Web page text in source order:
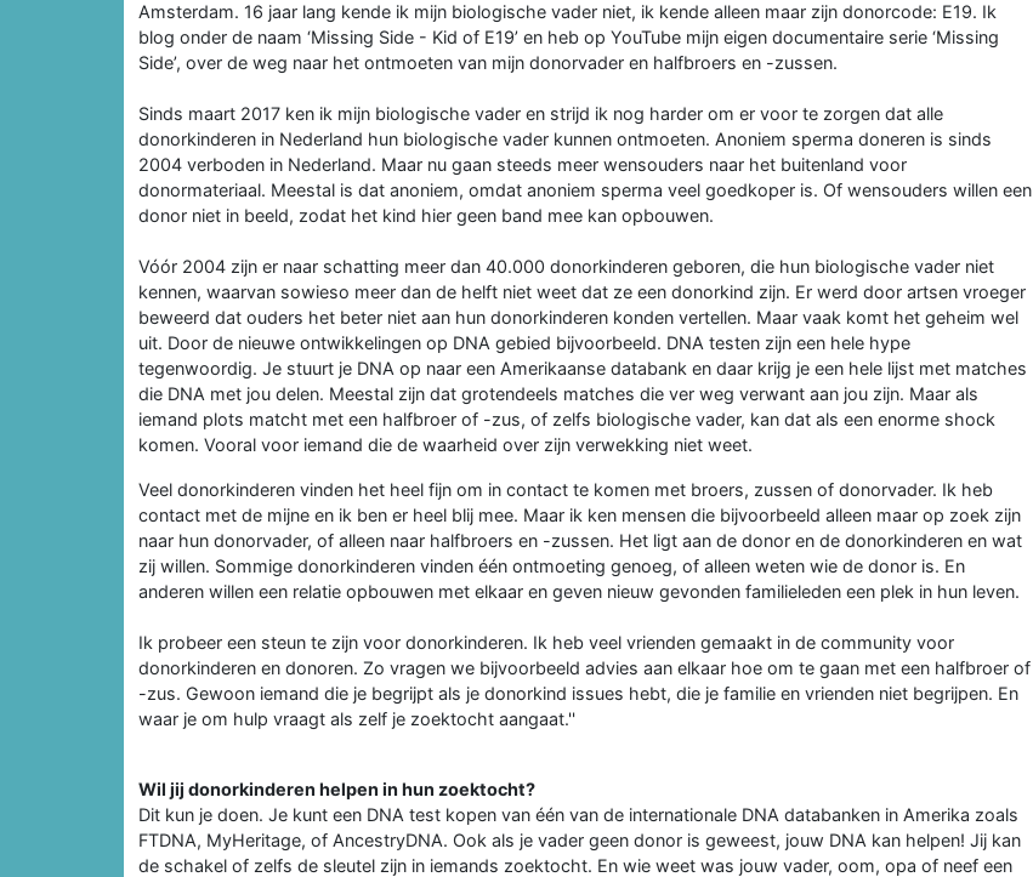
Amsterdam. 16 jaar lang kende ik mijn biologische vader niet, ik kende alleen maar zijn donorcode: E19. Ik
blog onder de naam ‘Missing Side - Kid of E19’ en heb op YouTube mijn eigen documentaire serie ‘Missing
Side’, over de weg naar het ontmoeten van mijn donorvader en halfbroers en -zussen.
Sinds maart 2017 ken ik mijn biologische vader en strijd ik nog harder om er voor te zorgen dat alle
donorkinderen in Nederland hun biologische vader kunnen ontmoeten. Anoniem sperma doneren is sinds
2004 verboden in Nederland. Maar nu gaan steeds meer wensouders naar het buitenland voor
donormateriaal. Meestal is dat anoniem, omdat anoniem sperma veel goedkoper is. Of wensouders willen een
donor niet in beeld, zodat het kind hier geen band mee kan opbouwen.
Vóór 2004 zijn er naar schatting meer dan 40.000 donorkinderen geboren, die hun biologische vader niet
kennen, waarvan sowieso meer dan de helft niet weet dat ze een donorkind zijn. Er werd door artsen vroeger
beweerd dat ouders het beter niet aan hun donorkinderen konden vertellen. Maar vaak komt het geheim wel
uit. Door de nieuwe ontwikkelingen op DNA gebied bijvoorbeeld. DNA testen zijn een hele hype
tegenwoordig. Je stuurt je DNA op naar een Amerikaanse databank en daar krijg je een hele lijst met matches
die DNA met jou delen. Meestal zijn dat grotendeels matches die ver weg verwant aan jou zijn. Maar als
iemand plots matcht met een halfbroer of -zus, of zelfs biologische vader, kan dat als een enorme shock
komen. Vooral voor iemand die de waarheid over zijn verwekking niet weet.
Veel donorkinderen vinden het heel fijn om in contact te komen met broers, zussen of donorvader. Ik heb
contact met de mijne en ik ben er heel blij mee. Maar ik ken mensen die bijvoorbeeld alleen maar op zoek zijn
naar hun donorvader, of alleen naar halfbroers en -zussen. Het ligt aan de donor en de donorkinderen en wat
zij willen. Sommige donorkinderen vinden één ontmoeting genoeg, of alleen weten wie de donor is. En
anderen willen een relatie opbouwen met elkaar en geven nieuw gevonden familieleden een plek in hun leven.
Ik probeer een steun te zijn voor donorkinderen. Ik heb veel vrienden gemaakt in de community voor
donorkinderen en donoren. Zo vragen we bijvoorbeeld advies aan elkaar hoe om te gaan met een halfbroer of
-zus. Gewoon iemand die je begrijpt als je donorkind issues hebt, die je familie en vrienden niet begrijpen. En
waar je om hulp vraagt als zelf je zoektocht aangaat.''
Wil jij donorkinderen helpen in hun zoektocht?
Dit kun je doen. Je kunt een DNA test kopen van één van de internationale DNA databanken in Amerika zoals
FTDNA, MyHeritage, of AncestryDNA. Ook als je vader geen donor is geweest, jouw DNA kan helpen! Jij kan
de schakel of zelfs de sleutel zijn in iemands zoektocht. En wie weet was jouw vader, oom, opa of neef een